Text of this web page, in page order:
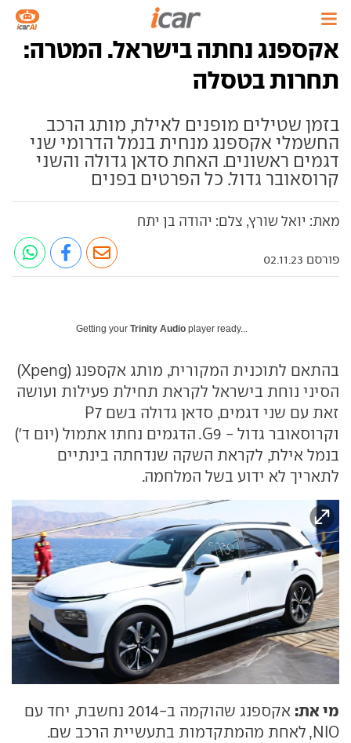
אקספנג נחתה בישראל. המטרה:
תחרות בטסלה
בזמן שטילים מופנים לאילת, מותג הרכב
החשמלי אקספנג מנחית בנמל הדרומי שני
דגמים ראשונים. האחת סדאן גדולה והשני
קרוסאובר גדול. כל הפרטים בפנים
מאת: יואל שורץ, צלם: יהודה בן יתח
פורסם 02.11.23
Getting your Trinity Audio player ready...
בהתאם לתוכנית המקורית, מותג אקספנג (Xpeng)
הסיני נוחת בישראל לקראת תחילת פעילות ועושה
זאת עם שני דגמים, סדאן גדולה בשם P7
וקרוסאובר גדול - G9. הדגמים נחתו אתמול (יום ד')
בנמל אילת, לקראת השקה שנדחתה בינתיים
לתאריך לא ידוע בשל המלחמה.
מי את:
אקספנג שהוקמה ב-2014 נחשבת, יחד עם
NIO, לאחת מהמתקדמות בתעשיית הרכב שם.